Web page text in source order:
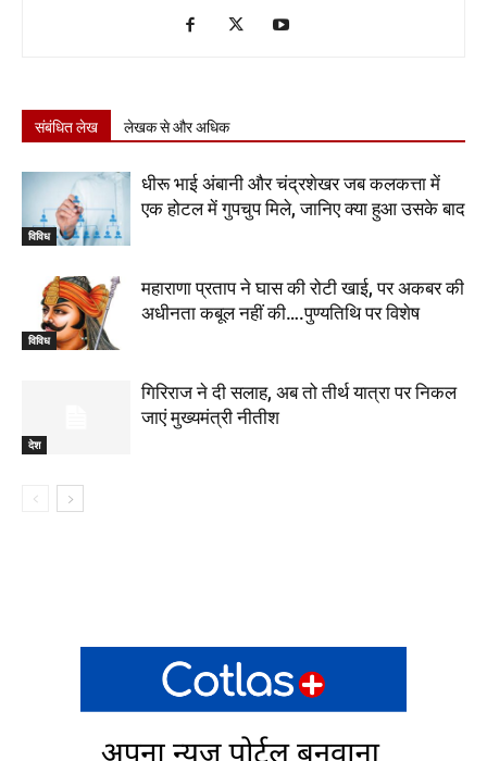
संबंधित लेख लेखक से और अधिक
विविध
धीरू भाई अंबानी और चंद्रशेखर जब कलकत्ता में
एक होटल में गुपचुप मिले, जानिए क्या हुआ उसके बाद
विविध
महाराणा प्रताप ने घास की रोटी खाई, पर अकबर की
अधीनता कबूल नहीं की….पुण्यतिथि पर विशेष
देश
गिरिराज ने दी सलाह, अब तो तीर्थ यात्रा पर निकल
जाएं मुख्यमंत्री नीतीश